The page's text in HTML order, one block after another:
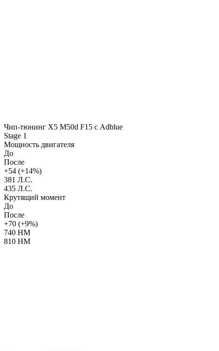
Чип-тюнинг X5 M50d F15 с Adblue
Stage 1
Мощность двигателя
До
После
+54 (+14%)
381 Л.С.
435 Л.С.
Крутящий момент
До
После
+70 (+9%)
740 НМ
810 НМ